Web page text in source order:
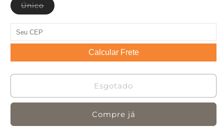
ÚnicoVariante
esgotada
indisponível
Calcular Frete
Esgotado
Compre já